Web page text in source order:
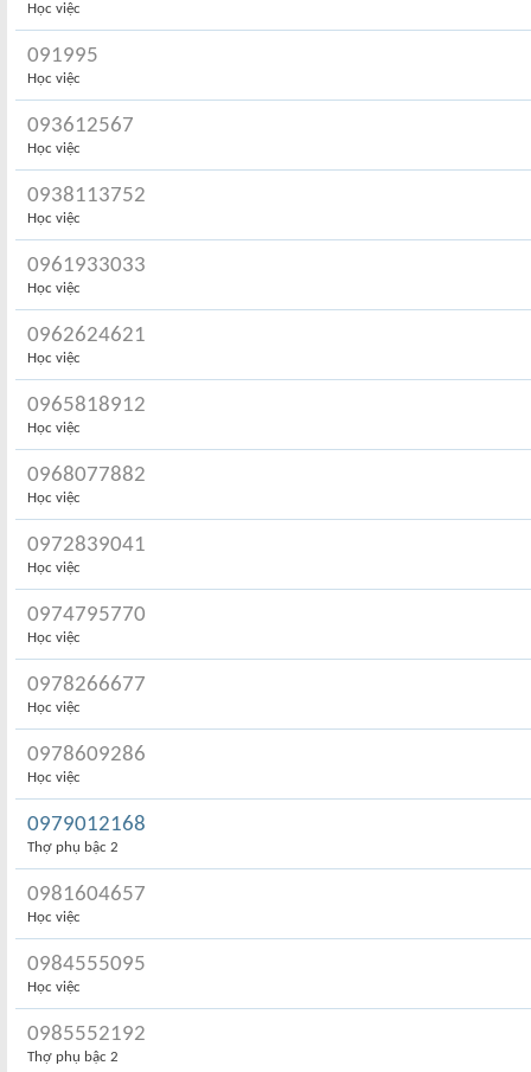
Học việc
091995
Học việc
093612567
Học việc
0938113752
Học việc
0961933033
Học việc
0962624621
Học việc
0965818912
Học việc
0968077882
Học việc
0972839041
Học việc
0974795770
Học việc
0978266677
Học việc
0978609286
Học việc
0979012168
Thợ phụ bậc 2
0981604657
Học việc
0984555095
Học việc
0985552192
Thợ phụ bậc 2